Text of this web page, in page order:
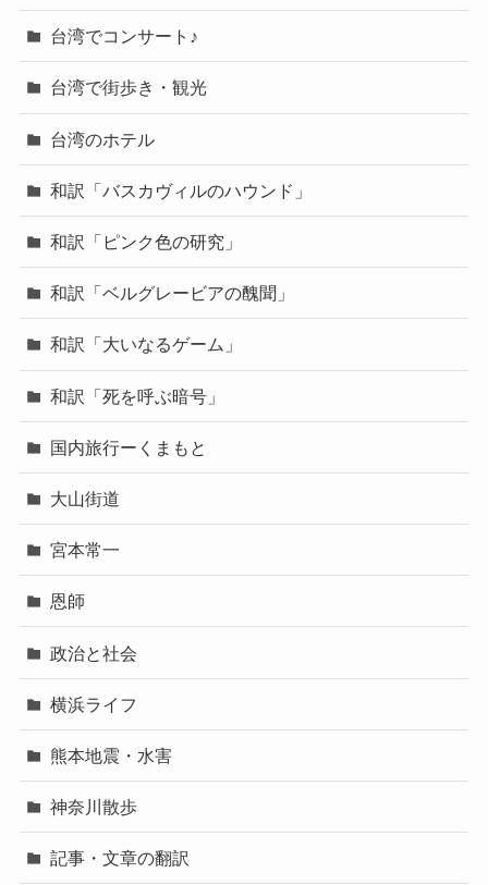
台湾でコンサート♪
台湾で街歩き・観光
台湾のホテル
和訳「バスカヴィルのハウンド」
和訳「ピンク色の研究」
和訳「ベルグレービアの醜聞」
和訳「大いなるゲーム」
和訳「死を呼ぶ暗号」
国内旅行ーくまもと
大山街道
宮本常一
恩師
政治と社会
横浜ライフ
熊本地震・水害
神奈川散歩
記事・文章の翻訳